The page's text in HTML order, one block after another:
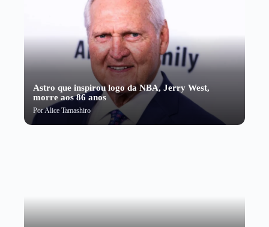
Astro que inspirou logo da NBA, Jerry West,
morre aos 86 anos
PorAlice Tamashiro